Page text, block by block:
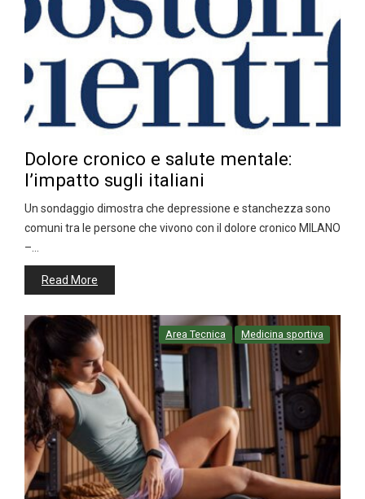
Dolore cronico e salute mentale:
l’impatto sugli italiani
Un sondaggio dimostra che depressione e stanchezza sono
comuni tra le persone che vivono con il dolore cronico MILANO
–…
Read More
Area Tecnica Medicina sportiva